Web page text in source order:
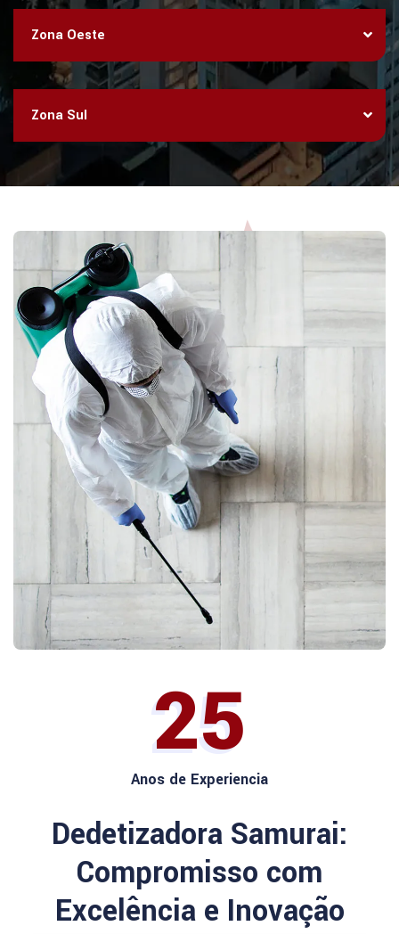
Zona Oeste
Zona Sul
25
Anos de Experiencia
Dedetizadora Samurai:
Compromisso com
Excelência e Inovação